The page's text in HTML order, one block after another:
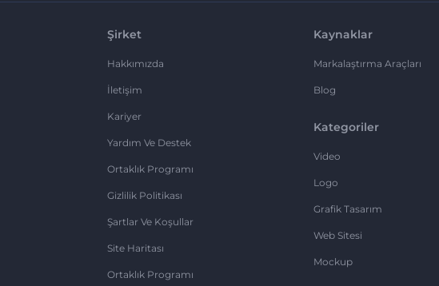
Şirket
Hakkımızda
İletişim
Kariyer
Yardım Ve Destek
Ortaklık Programı
Gizlilik Politikası
Şartlar Ve Koşullar
Site Haritası
Ortaklık Programı
Kaynaklar
Markalaştırma Araçları
Blog
Kategoriler
Video
Logo
Grafik Tasarım
Web Sitesi
Mockup